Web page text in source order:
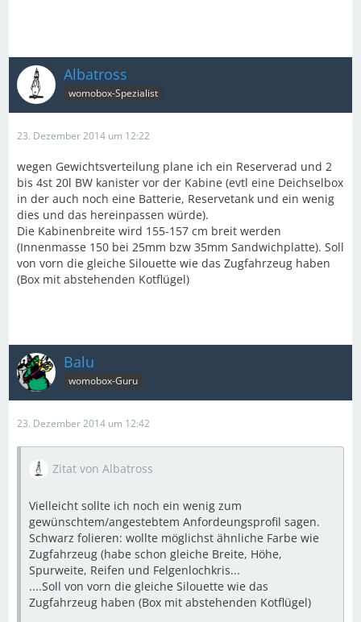
Albatross
womobox-Spezialist
23. Dezember 2014 um 12:22
wegen Gewichtsverteilung plane ich ein Reserverad und 2
bis 4st 20l BW kanister vor der Kabine (evtl eine Deichselbox
in der auch noch eine Batterie, Reservetank und ein wenig
dies und das hereinpassen würde).
Die Kabinenbreite wird 155-157 cm breit werden
(Innenmasse 150 bei 25mm bzw 35mm Sandwichplatte). Soll
von vorn die gleiche Silouette wie das Zugfahrzeug haben
(Box mit abstehenden Kotflügel)
Balu
womobox-Guru
23. Dezember 2014 um 12:42
Zitat von Albatross
Vielleicht sollte ich noch ein wenig zum
gewünschtem/angestebtem Anfordeungsprofil sagen.
Schwarz folieren: wollte möglichst ähnliche Farbe wie
Zugfahrzeug (habe schon gleiche Breite, Höhe,
Spurweite, Reifen und Felgenlochkris...
....Soll von vorn die gleiche Silouette wie das
Zugfahrzeug haben (Box mit abstehenden Kotflügel)